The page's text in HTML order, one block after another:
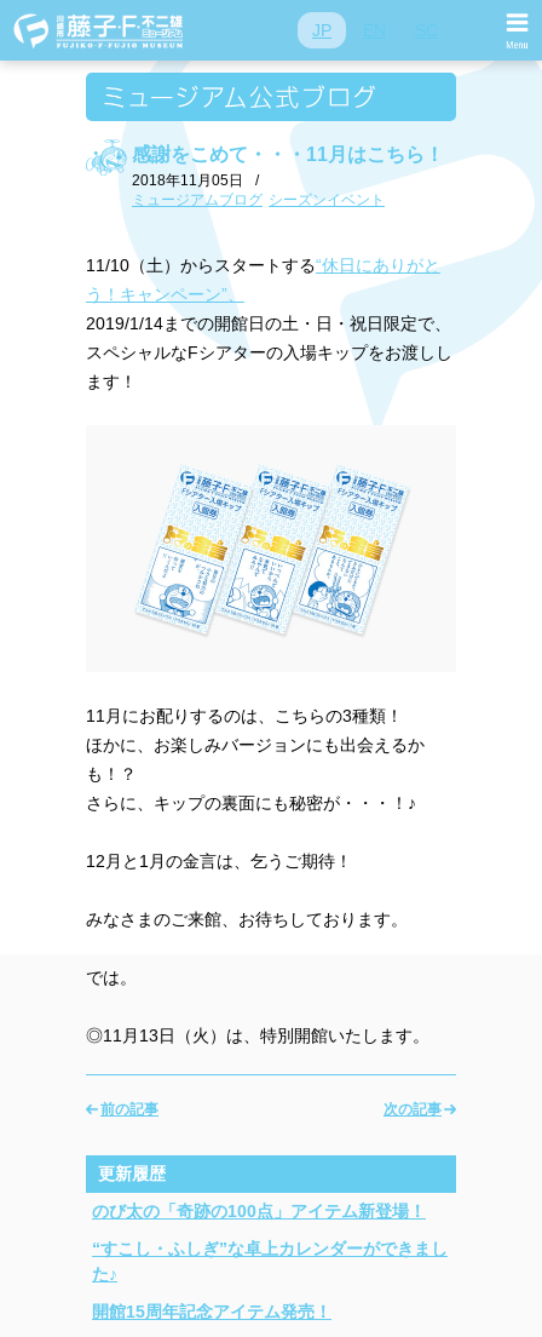
JP
感謝をこめて・・・11月はこちら！
2018年11月05日
/
ミュージアムブログ シーズンイベント
11/10（土）からスタートする“休日にありがと
う！キャンペーン”、
2019/1/14までの開館日の土・日・祝日限定で、
スペシャルなFシアターの入場キップをお渡しし
ます！
11月にお配りするのは、こちらの3種類！
ほかに、お楽しみバージョンにも出会えるか
も！？
さらに、キップの裏面にも秘密が・・・！♪
12月と1月の金言は、乞うご期待！
みなさまのご来館、お待ちしております。
では。
◎11月13日（火）は、特別開館いたします。
次の記事
前の記事
更新履歴
のび太の「奇跡の100点」アイテム新登場！
“すこし・ふしぎ”な卓上カレンダーができまし
た♪
開館15周年記念アイテム発売！